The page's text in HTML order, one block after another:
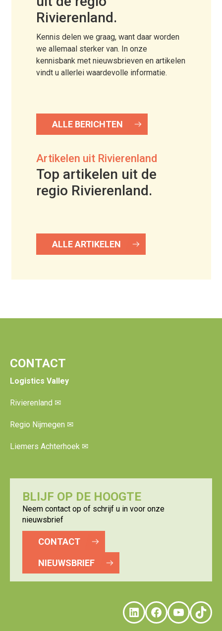
Rivierenland.
Kennis delen we graag, want daar worden
we allemaal sterker van. In onze
kennisbank met nieuwsbrieven en artikelen
vindt u allerlei waardevolle informatie.
ALLE BERICHTEN
Artikelen uit Rivierenland
Top artikelen uit de
regio Rivierenland.
ALLE ARTIKELEN
CONTACT
Logistics Valley
Rivierenland ✉
Regio Nijmegen ✉
Liemers Achterhoek ✉
BLIJF OP DE HOOGTE
Neem contact op of schrijf u in voor onze
nieuwsbrief
CONTACT
NIEUWSBRIEF
LinkedIn
Facebook